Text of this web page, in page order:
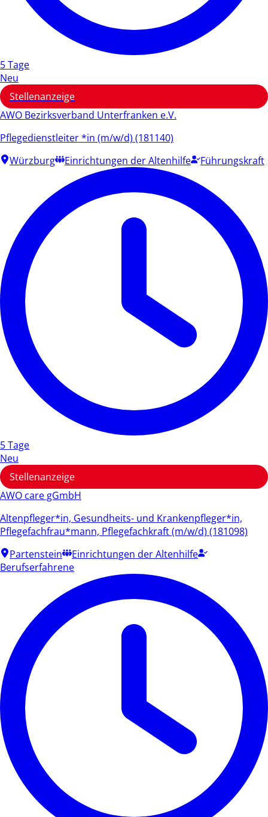
5 Tage
Neu
Stellenanzeige
AWO Bezirksverband Unterfranken e.V.
Pflegedienstleiter *in (m/w/d) (181140)
Würzburg
Einrichtungen der Altenhilfe Führungskraft
5 Tage
Neu
Stellenanzeige
AWO care gGmbH
Altenpfleger*in, Gesundheits- und Krankenpfleger*in,
Pflegefachfrau*mann, Pflegefachkraft (m/w/d) (181098)
Partenstein
Einrichtungen der Altenhilfe
Berufserfahrene